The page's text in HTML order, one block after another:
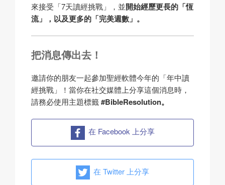
來接受「7天讀經挑戰」，並開始經歷更長的「恆
流」，以及更多的「完美週數」。
把消息傳出去！
邀請你的朋友一起參加聖經軟體今年的「年中讀
經挑戰」！當你在社交媒體上分享這個消息時，
請務必使用主題標籤#BibleResolution。
在 Facebook 上分享
在 Twitter 上分享